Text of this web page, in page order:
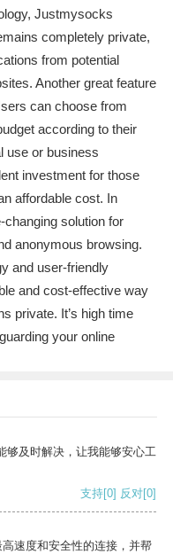
Justmysocks
completely private,
from potential
Another great feature
can choose from
according to their
use or business
investment for those
affordable cost. In
solution for
anonymous browsing.
and user-friendly
and cost-effective way
private. It’s high time
your online
够及时解决，让我能够安心工
支持[0] 反对[0]
速度和安全性的连接，并帮